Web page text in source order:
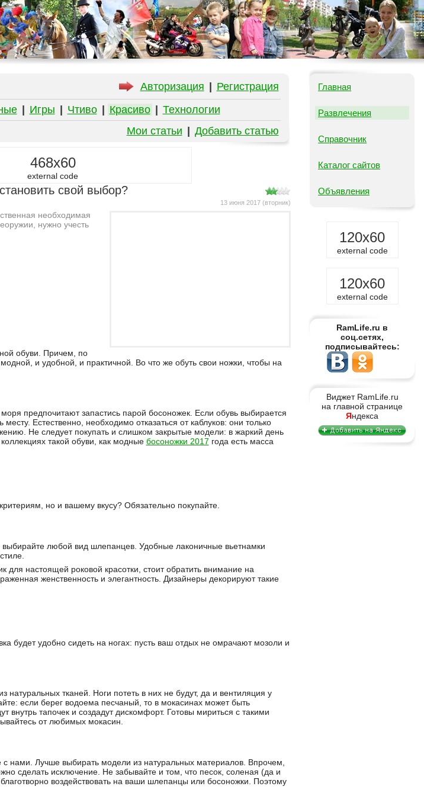
Авторизация Регистрация
Игры Чтиво Красиво
Технологии
Мои статьи
Добавить статью
468x60
external code
свой выбор?
13 июня 2017 (вторник)
необходимая
нужно учесть
обуви. Причем, по
и удобной, и практичной. Во что же обуть свои ножки, чтобы на
предпочитают запастись парой босоножек. Если обувь выбирается
Естественно, необходимо отказаться от каблуков: они только
Не следует покупать и слишком закрытые модели: в жаркий день
такой обуви, как модные босоножки 2017 года есть масса
но и вашему вкусу? Обязательно покупайте.
выбирайте любой вид шлепанцев. Удобные лаконичные вьетнамки
настоящей роковой красотки, стоит обратить внимание на
женственность и элегантность. Дизайнеры декорируют такие
будет удобно сидеть на ногах: пусть ваш отдых не омрачают мозоли и
натуральных тканей. Ноги потеть в них не будут, да и вентиляция у
если берег водоема песчаный, то в мокасинах может быть
внутрь тапочек и создадут дискомфорт. Готовы мириться с такими
от любимых мокасин.
нами. Лучше выбирать модели из натуральных материалов. Впрочем,
сделать исключение. Не забывайте и том, что песок, соленая (да и
воздействовать на ваши шлепанцы или босоножки. Поэтому
Главная
Развлечения
Справочник
Каталог сайтов
Объявления
120x60
external code
120x60
external code
RamLife.ru в
соц.сетях,
подписывайтесь:
Виджет RamLife.ru
на главной странице
Яндекса